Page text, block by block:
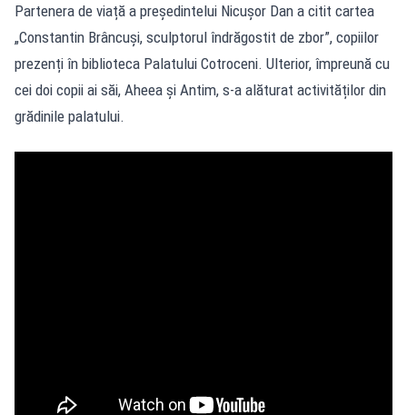
Partenera de viață a președintelui Nicușor Dan a citit cartea
„Constantin Brâncuși, sculptorul îndrăgostit de zbor”, copiilor
prezenți în biblioteca Palatului Cotroceni. Ulterior, împreună cu
cei doi copii ai săi, Aheea și Antim, s-a alăturat activităților din
grădinile palatului.